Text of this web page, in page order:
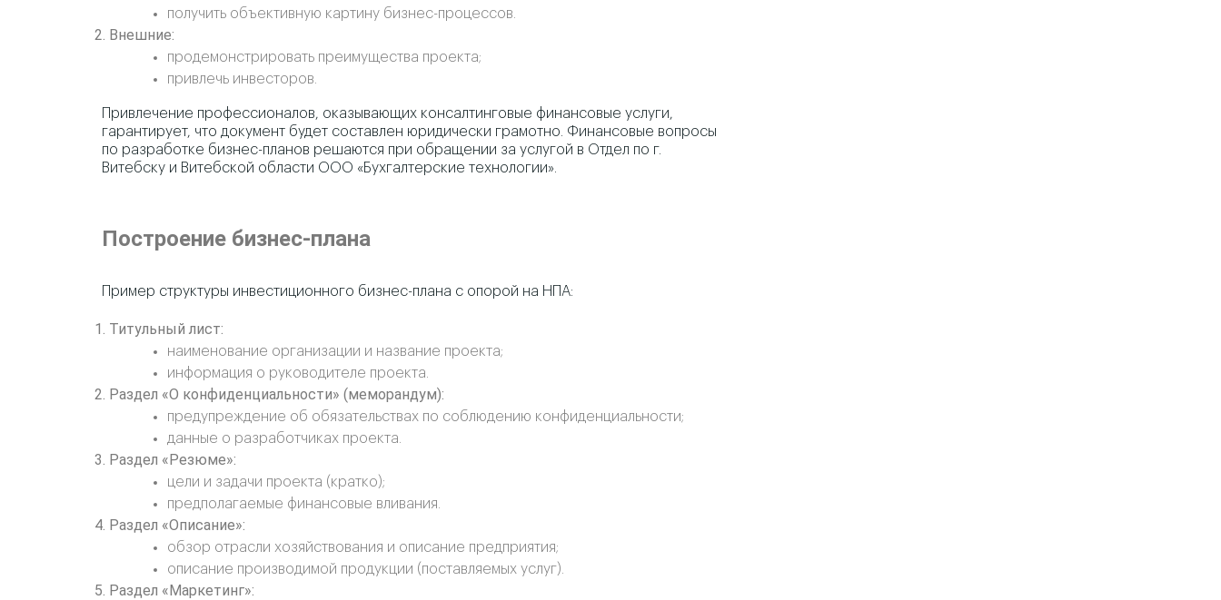
получить объективную картину бизнес-процессов.
Внешние:
продемонстрировать преимущества проекта;
привлечь инвесторов.
Привлечение профессионалов, оказывающих консалтинговые финансовые услуги,
гарантирует, что документ будет составлен юридически грамотно. Финансовые вопросы
по разработке бизнес-планов решаются при обращении за услугой в Отдел по г.
Витебску и Витебской области ООО «Бухгалтерские технологии».
Построение бизнес-плана
Пример структуры инвестиционного бизнес-плана с опорой на НПА:
Титульный лист:
наименование организации и название проекта;
информация о руководителе проекта.
Раздел «О конфиденциальности» (меморандум):
предупреждение об обязательствах по соблюдению конфиденциальности;
данные о разработчиках проекта.
Раздел «Резюме»:
цели и задачи проекта (кратко);
предполагаемые финансовые вливания.
Раздел «Описание»:
обзор отрасли хозяйствования и описание предприятия;
описание производимой продукции (поставляемых услуг).
Раздел «Маркетинг»: